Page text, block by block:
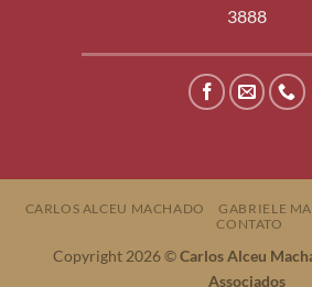
3888
CARLOS ALCEU MACHADO GABRIELE
CONTATO
Copyright 2026 ©Carlos Alceu
Associados